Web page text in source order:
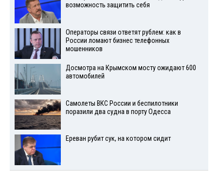
возможность защитить себя
Операторы связи ответят рублем: как в
России ломают бизнес телефонных
мошенников
Досмотра на Крымском мосту ожидают 600
автомобилей
Самолеты ВКС России и беспилотники
поразили два судна в порту Одесса
Ереван рубит сук, на котором сидит